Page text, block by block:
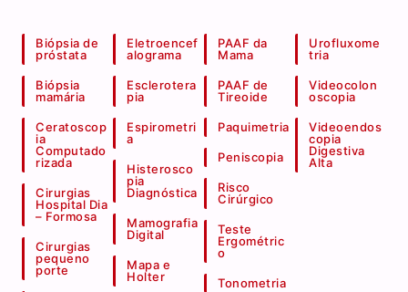
Biópsia de
próstata
Biópsia
mamária
Ceratoscop
ia
Computado
rizada
Cirurgias
Hospital Dia
– Formosa
Cirurgias
pequeno
porte
Eletroencef
alograma
Esclerotera
pia
Espirometri
a
Histerosco
pia
Diagnóstica
Mamografia
Digital
Mapa e
Holter
PAAF da
Mama
PAAF de
Tireoide
Paquimetria
Peniscopia
Risco
Cirúrgico
Teste
Ergométric
o
Tonometria
Urofluxome
tria
Videocolon
oscopia
Videoendos
copia
Digestiva
Alta